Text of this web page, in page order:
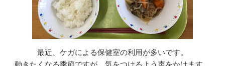
最近、ケガによる保健室の利用が多いです。